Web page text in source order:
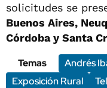
solicitudes se
Buenos Aires,
Córdoba y Santa
Temas
Andrés
Exposición Rural